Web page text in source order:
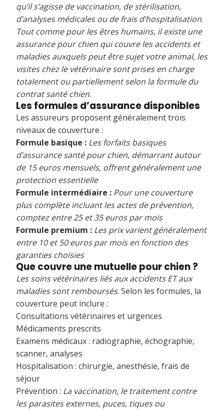
qu’il s’agisse de vaccination, de stérilisation,
d’analyses médicales ou de frais d’hospitalisation.
Tout comme pour les êtres humains, il existe une
assurance pour chien qui couvre les accidents et
maladies auxquels peut être sujet votre animal, les
visites chez le vétérinaire sont prises en charge
totalement ou partiellement selon la formule du
contrat santé chien.
Les formules d’assurance disponibles
Les assureurs proposent généralement trois
niveaux de couverture :
Formule basique : Les forfaits basiques
d’assurance santé pour chien, démarrant autour
de 15 euros mensuels, offrent généralement une
protection essentielle
Formule intermédiaire : Pour une couverture
plus complète incluant les actes de prévention,
comptez entre 25 et 35 euros par mois
Formule premium : Les prix varient généralement
entre 10 et 50 euros par mois en fonction des
garanties choisies
Que couvre une mutuelle pour chien ?
Les soins vétérinaires liés aux accidents ET aux
maladies sont remboursés. Selon les formules, la
couverture peut inclure :
Consultations vétérinaires et urgences
Médicaments prescrits
Examens médicaux : radiographie, échographie,
scanner, analyses
Hospitalisation : chirurgie, anesthésie, frais de
séjour
Prévention : La vaccination, le traitement contre
les parasites externes, puces, tiques ou